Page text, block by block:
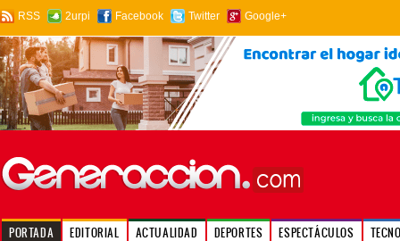
RSS 2urpi Facebook Twitter Google+
PORTADA EDITORIAL ACTUALIDAD DEPORTES ESPECTÁCULOS